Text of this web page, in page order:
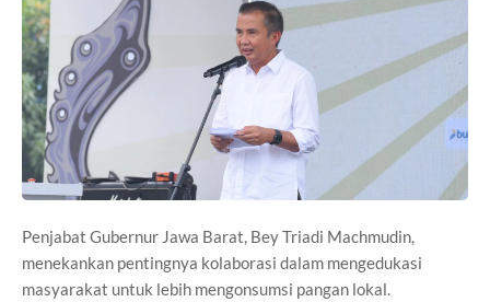
Penjabat Gubernur Jawa Barat, Bey Triadi Machmudin,
menekankan pentingnya kolaborasi dalam mengedukasi
masyarakat untuk lebih mengonsumsi pangan lokal.